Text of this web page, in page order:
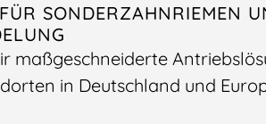
SONDERZAHNRIEMEN
maßgeschneiderte
in Deutschland und